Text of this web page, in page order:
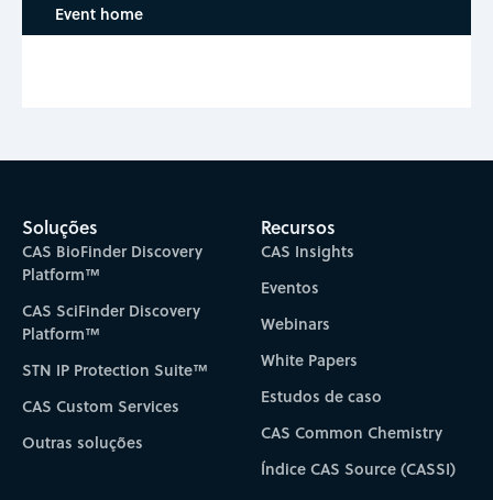
Event home
Soluções
CAS BioFinder Discovery
Platform™
CAS SciFinder Discovery
Platform™
STN IP Protection Suite™
CAS Custom Services
Outras soluções
Recursos
CAS Insights
Eventos
Webinars
White Papers
Estudos de caso
CAS Common Chemistry
Índice CAS Source (CASSI)